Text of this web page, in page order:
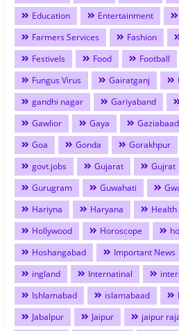
Education Entertainment
Farmers Services
Fashion
Festivels
Food Football
Fungus Virus
Gairatganj
gandhi nagar
Gariyaband
Gawlior
Gaya Gaziabaad
Goa
Gonda Gorakhpur
govt.jobs
Gujarat Gujrat
Gurugram
Guwahati
Hariyna
Haryana Health
Hollywood
Horoscope
Hoshangabad
Important News
ingland
Internatinal
Ishlamabad
islamabaad
Jabalpur
Jaipur jaipur